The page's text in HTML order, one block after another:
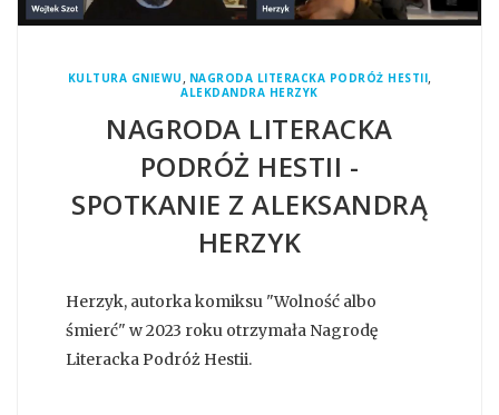
KULTURA GNIEWU , NAGRODA LITERACKA PODRÓŻ HESTII,
ALEKDANDRA HERZYK
NAGRODA LITERACKA
PODRÓŻ HESTII -
SPOTKANIE Z ALEKSANDRĄ
HERZYK
Herzyk, autorka komiksu "Wolność albo
śmierć" w 2023 roku otrzymała Nagrodę
Literacka Podróż Hestii.